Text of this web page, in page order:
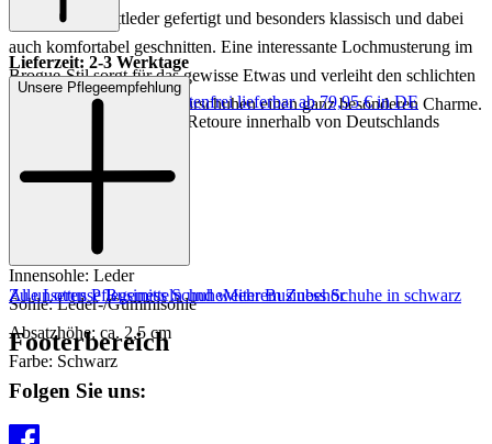
schwarzem Glattleder gefertigt und besonders klassisch und dabei
auch komfortabel geschnitten. Eine interessante Lochmusterung im
Brogue-Stil sorgt für das gewisse Etwas und verleiht den schlichten
schwarzen Lottusse Schnürschuhen einen ganz besonderen Charme.
Innenmaterial: Leder
Innensohle: Leder
Sohle: Leder-/Gummisohle
Absatzhöhe: ca. 2,5 cm
Farbe: Schwarz
Lieferzeit: 2-3 Werktage
Keine Versandkosten:
kostenfrei lieferbar ab 79,95 € in DE
Einfache und Kostenlose Retoure innerhalb von Deutschlands
Unsere Pflegeempfehlung
Zu unseren Pflegemitteln und weiterem Zubehör
Alle Lottusse Business SchuheMehr Business Schuhe in schwarz
Footerbereich
Folgen Sie uns: